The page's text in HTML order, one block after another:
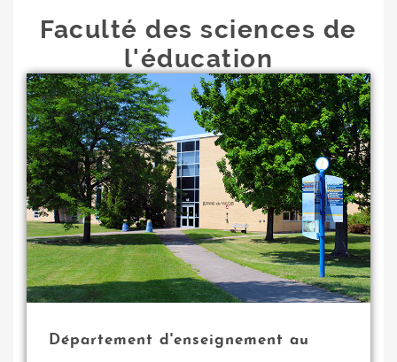
Faculté des sciences de
l'éducation
Département d'enseignement au